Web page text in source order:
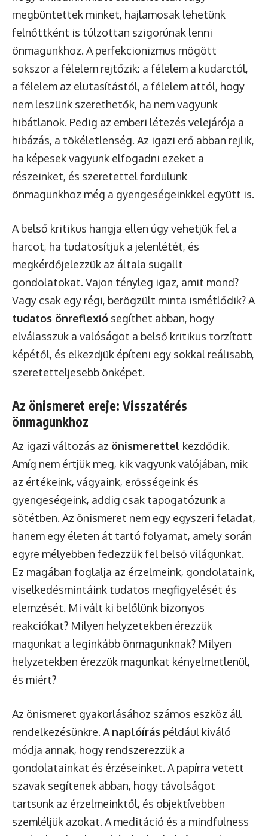
megbüntettek minket, hajlamosak lehetünk
felnőttként is túlzottan szigorúnak lenni
önmagunkhoz. A perfekcionizmus mögött
sokszor a félelem rejtőzik: a félelem a kudarctól,
a félelem az elutasítástól, a félelem attól, hogy
nem leszünk szerethetők, ha nem vagyunk
hibátlanok. Pedig az emberi létezés velejárója a
hibázás, a tökéletlenség. Az igazi erő abban rejlik,
ha képesek vagyunk elfogadni ezeket a
részeinket, és szeretettel fordulunk
önmagunkhoz még a gyengeségeinkkel együtt is.
A belső kritikus hangja ellen úgy vehetjük fel a
harcot, ha tudatosítjuk a jelenlétét, és
megkérdőjelezzük az általa sugallt
gondolatokat. Vajon tényleg igaz, amit mond?
Vagy csak egy régi, berögzült minta ismétlődik? A
tudatos önreflexió segíthet abban, hogy
elválasszuk a valóságot a belső kritikus torzított
képétől, és elkezdjük építeni egy sokkal reálisabb,
szeretetteljesebb önképet.
Az önismeret ereje: Visszatérés
önmagunkhoz
Az igazi változás az önismerettel kezdődik.
Amíg nem értjük meg, kik vagyunk valójában, mik
az értékeink, vágyaink, erősségeink és
gyengeségeink, addig csak tapogatózunk a
sötétben. Az önismeret nem egy egyszeri feladat,
hanem egy életen át tartó folyamat, amely során
egyre mélyebben fedezzük fel belső világunkat.
Ez magában foglalja az érzelmeink, gondolataink,
viselkedésmintáink tudatos megfigyelését és
elemzését. Mi vált ki belőlünk bizonyos
reakciókat? Milyen helyzetekben érezzük
magunkat a leginkább önmagunknak? Milyen
helyzetekben érezzük magunkat kényelmetlenül,
és miért?
Az önismeret gyakorlásához számos eszköz áll
rendelkezésünkre. A naplóírás például kiváló
módja annak, hogy rendszerezzük a
gondolatainkat és érzéseinket. A papírra vetett
szavak segítenek abban, hogy távolságot
tartsunk az érzelmeinktől, és objektívebben
szemléljük azokat. A meditáció és a mindfulness